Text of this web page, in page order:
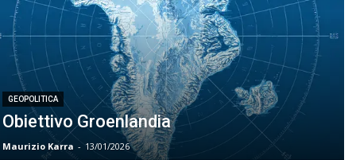
GEOPOLITICA
Obiettivo Groenlandia
Maurizio Karra - 13/01/2026